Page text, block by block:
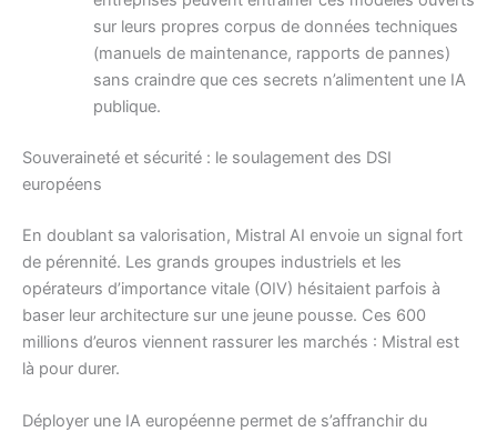
sur leurs propres corpus de données techniques
(manuels de maintenance, rapports de pannes)
sans craindre que ces secrets n’alimentent une IA
publique.
Souveraineté et sécurité : le soulagement des DSI
européens
En doublant sa valorisation, Mistral AI envoie un signal fort
de pérennité. Les grands groupes industriels et les
opérateurs d’importance vitale (OIV) hésitaient parfois à
baser leur architecture sur une jeune pousse. Ces 600
millions d’euros viennent rassurer les marchés : Mistral est
là pour durer.
Déployer une IA européenne permet de s’affranchir du